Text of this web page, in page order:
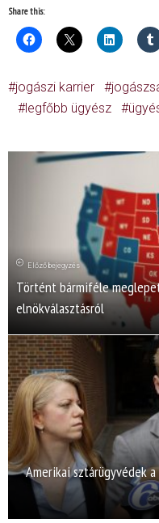
Share this:
jogászi karrier
legfőbb ügyész
Előző bejegyzés
Történt bármiféle
elnökválasztásról
Amerikai sztárügyvédek